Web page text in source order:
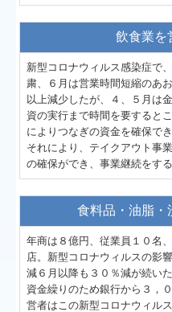
飲食業を
新型コロナウィルス感染症で
粛、６月は営業時間短縮のあ
以上減少したが、４、５月は
資の実行まで時間を要すると
によりつなぎの資金を確保でき
それにより、テイクアウト事
の確保ができ、事業継続をす
食料品・油脂・
年商は８億円、従業員１０名
店。新型コロナウィルスの影
減６月以降も３０％減が続いた
資金繰りのため銀行から３，
営者はこの新型コロナウィル